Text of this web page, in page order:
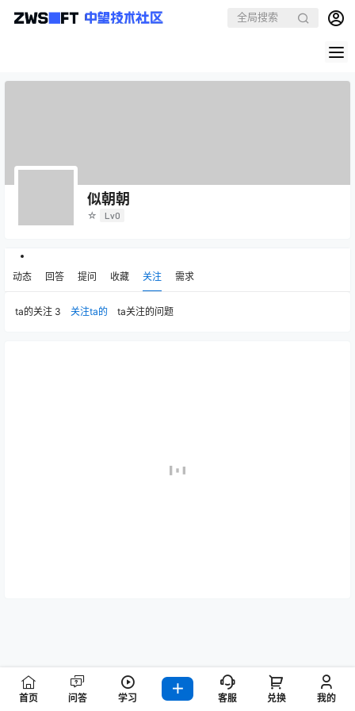
似朝朝
☆ Lv0
动态 回答 提问 收藏 关注 需求
ta的关注 3 关注ta的 ta关注的问题
首页 问答 学习 客服 兑换 我的